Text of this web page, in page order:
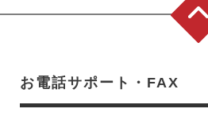
お電話サポート・FAX